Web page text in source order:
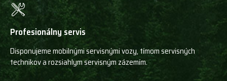
Profesionálny servis
Disponujeme mobilnými servisnými vozy, tímom servisných
technikov a rozsiahlym servisným zázemím.